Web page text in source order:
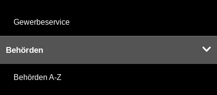
Gewerbeservice
Behörden
Behörden A-Z